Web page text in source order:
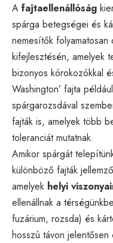
A fajtaellenállóság
spárga betegségei és
nemesítők
kifejlesztésén, amelyek
bizonyos kórokozókkal
Washington’ fajta
spárgarozsdával
fajták is, amelyek több
toleranciát mutatnak.
Amikor spárgát
különböző fajták
amelyek helyi
ellenállnak a
fuzárium, rozsda) és
hosszú távon jelentősen